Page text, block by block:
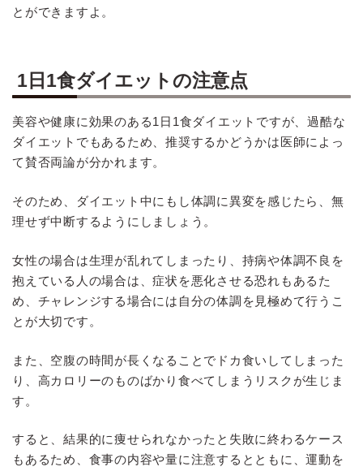
とができますよ。
1日1食ダイエットの注意点
美容や健康に効果のある1日1食ダイエットですが、過酷な
ダイエットでもあるため、推奨するかどうかは医師によっ
て賛否両論が分かれます。
そのため、ダイエット中にもし体調に異変を感じたら、無
理せず中断するようにしましょう。
女性の場合は生理が乱れてしまったり、持病や体調不良を
抱えている人の場合は、症状を悪化させる恐れもあるた
め、チャレンジする場合には自分の体調を見極めて行うこ
とが大切です。
また、空腹の時間が長くなることでドカ食いしてしまった
り、高カロリーのものばかり食べてしまうリスクが生じま
す。
すると、結果的に痩せられなかったと失敗に終わるケース
もあるため、食事の内容や量に注意するとともに、運動を